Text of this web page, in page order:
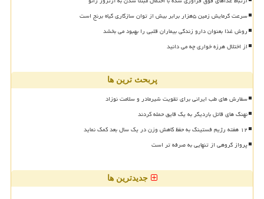
سرعت گرمایش زمین ۵هزار برابر بیش از توان سازگاری گیاه برنج است
روش غذا بعنوان دارو زندگی بیماران قلبی را بهبود می بخشد
از اختلال هرزه خواری چه می دانید
پربحث ترین ها
سفارش های طب ایرانی برای تقویت شیرمادر و سلامت نوزاد
نهنگ های قاتل باردیگر به یک قایق حمله کردند
۱۲ هفته رژیم فستینگ به حفظ کاهش وزن در یک سال بعد کمک نماید
پرواز گروهی از تنهایی به صرفه تر است
جدیدترین ها